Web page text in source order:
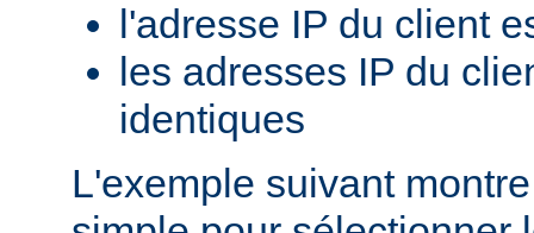
l'adresse IP du client
les adresses IP du
identiques
L'exemple suivant